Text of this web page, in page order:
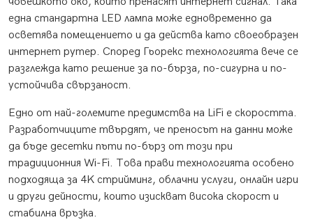
една стандартна LED лампа може едновременно да
осветява помещението и да действа като своеобразен
интернет рутер. Според Гьорекс технологията вече се
разглежда като решение за по-бърза, по-сигурна и по-
устойчива свързаност.
Едно от най-големите предимства на LiFi е скоростта.
Разработчиците твърдят, че преносът на данни може
да бъде десетки пъти по-бърз от този при
традиционния Wi-Fi. Това прави технологията особено
подходяща за 4K стрийминг, облачни услуги, онлайн игри
и други дейности, които изискват висока скорост и
стабилна връзка.